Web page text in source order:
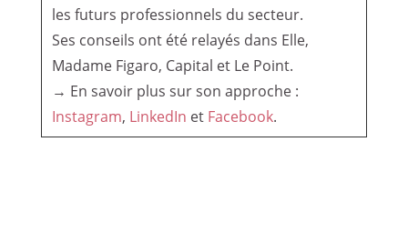
les futurs professionnels du secteur.
Ses conseils ont été relayés dans Elle,
Madame Figaro, Capital et Le Point.
→ En savoir plus sur son approche :
Instagram, LinkedIn et Facebook.